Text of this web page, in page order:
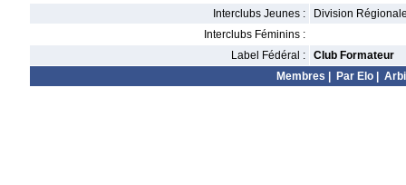
Interclubs Jeunes :
Division
Interclubs Féminins :
Label Fédéral :
Club Formateur
Membres
Par Elo